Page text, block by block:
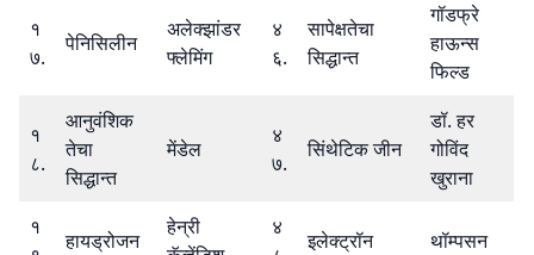
१
७.
पेनिसिलीन
अलेक्झांडर
फ्लेमिंग
४
६.
सापेक्षतेचा
सिद्धान्त
गॉडफ्रे
हाऊन्स
फिल्ड
१
८.
आनुवंशिक
तेचा
सिद्धान्त
मेंडेल
४
७.
सिंथेटिक जीन
डॉ. हर
गोविंद
खुराना
१
हायड्रोजन
हेन्री
४
इलेक्ट्रॉन थॉम्पसन